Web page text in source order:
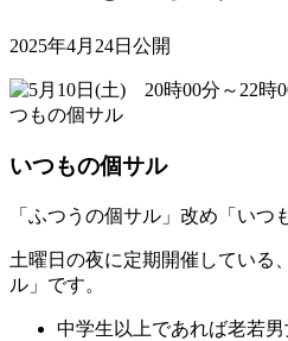
2025年4月24日公開
いつもの個サル
「ふつうの個サル」改め「いつ
土曜日の夜に定期開催している
ル」です。
中学生以上であれば老若